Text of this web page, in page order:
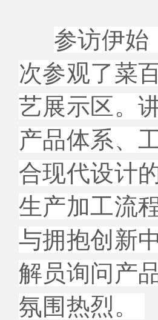
参访伊始
次参观了菜
艺展示区。
产品体系、
合现代设计
生产加工流
与拥抱创新
解员询问产
氛围热烈。